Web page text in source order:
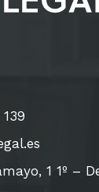
1 1º –